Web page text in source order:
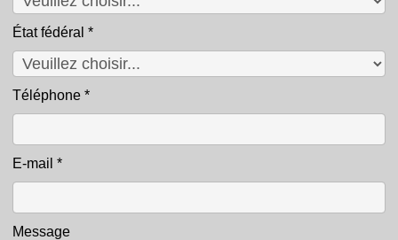
État fédéral *
Téléphone *
E-mail *
Message